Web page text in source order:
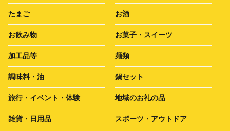
たまご お酒
お飲み物 お菓子・スイーツ
加工品等 麺類
調味料・油 鍋セット
旅行・イベント・体験 地域のお礼の品
雑貨・日用品 スポーツ・アウトドア